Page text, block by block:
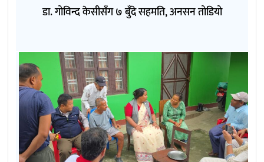
डा. गोविन्द केसीसँग ७ बुँदे सहमति, अनसन तोडियो